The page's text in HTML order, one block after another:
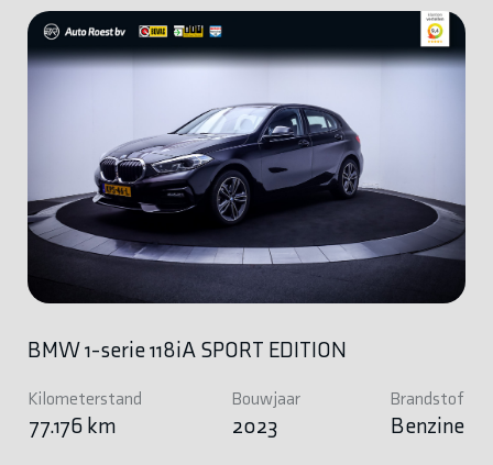
BMW 1-serie 118iA SPORT EDITION
Kilometerstand
77.176 km
Bouwjaar
2023
Brandstof
Benzine